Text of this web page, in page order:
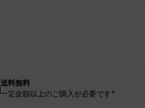
送料無料
一定金額以上のご購入が必要です*